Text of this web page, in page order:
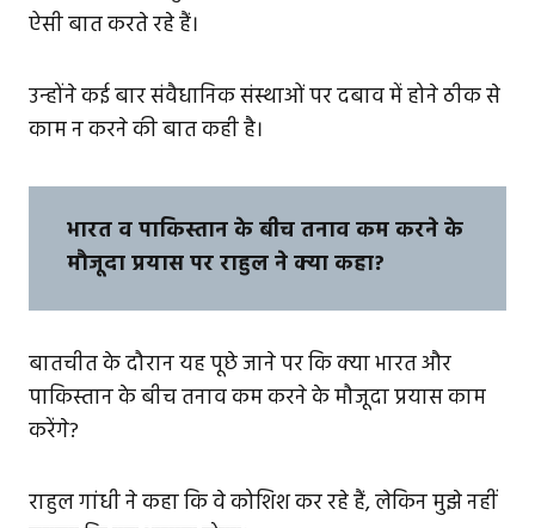
ऐसी बात करते रहे हैं।
उन्होंने कई बार संवैधानिक संस्थाओं पर दबाव में होने ठीक से
काम न करने की बात कही है।
भारत व पाकिस्तान के बीच तनाव कम करने के
मौजूदा प्रयास पर राहुल ने क्या कहा?
बातचीत के दौरान यह पूछे जाने पर कि क्या भारत और
पाकिस्तान के बीच तनाव कम करने के मौजूदा प्रयास काम
करेंगे?
राहुल गांधी ने कहा कि वे कोशिश कर रहे हैं, लेकिन मुझे नहीं